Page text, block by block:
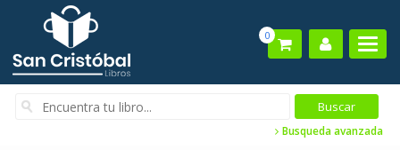
0
Busqueda avanzada